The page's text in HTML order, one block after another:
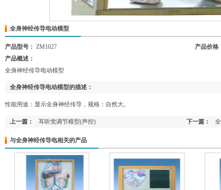
全身神经传导电动模型
产品型号： ZM1027
产品价格
产品概述：
全身神经传导电动模型
全身神经传导电动模型的描述：
性能用途：显示全身神经传导，规格：自然大。
上一篇： 耳听觉调节模型(声控) 下一篇：
与全身神经传导电相关的产品